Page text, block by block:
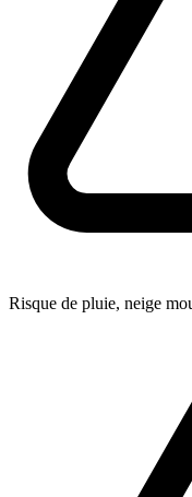
Risque de pluie, neige